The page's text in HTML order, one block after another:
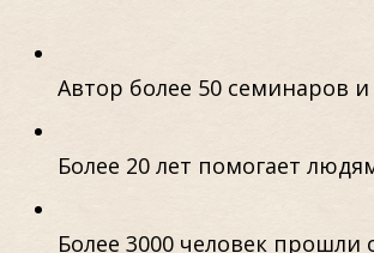
Автор более 50 семинаров и
Более 20 лет помогает
Более 3000 человек